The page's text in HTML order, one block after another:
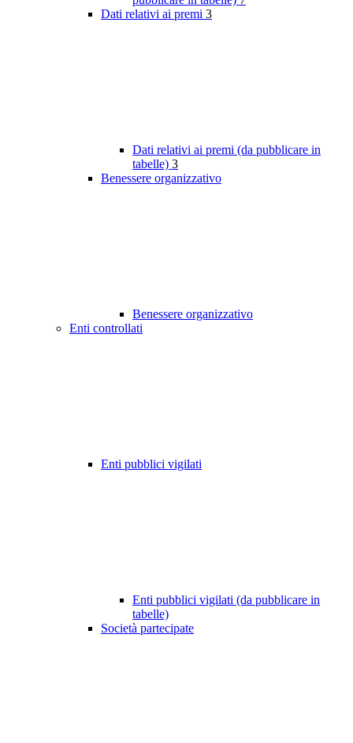
Dati relativi ai premi 3
Dati relativi ai premi (da pubblicare in
tabelle) 3
Benessere organizzativo
Benessere organizzativo
Enti controllati
Enti pubblici vigilati
Enti pubblici vigilati (da pubblicare in
tabelle)
Società partecipate